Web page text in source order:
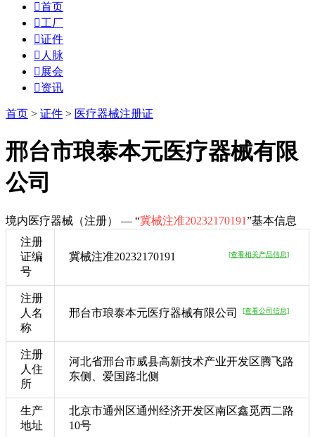
首页
工厂
证件
 人脉
 展会
资讯
首页 > 证件 > 医疗器械注册证
邢台市琅泰本元医疗器械有限
公司
境内医疗器械（注册） — “冀械注准20232170191”基本信息
注册
证编
号
冀械注准20232170191 [查看相关产品信息]
注册
人名
称
邢台市琅泰本元医疗器械有限公司 [查看公司信息]
注册
人住
所
河北省邢台市威县高新技术产业开发区腾飞路
东侧、爱国路北侧
生产
地址
北京市通州区通州经济开发区南区鑫觅西二路
10号